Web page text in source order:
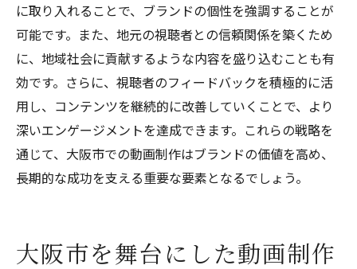
に取り入れることで、ブランドの個性を強調することが
可能です。また、地元の視聴者との信頼関係を築くため
に、地域社会に貢献するような内容を盛り込むことも有
効です。さらに、視聴者のフィードバックを積極的に活
用し、コンテンツを継続的に改善していくことで、より
深いエンゲージメントを達成できます。これらの戦略を
通じて、大阪市での動画制作はブランドの価値を高め、
長期的な成功を支える重要な要素となるでしょう。
大阪市を舞台にした動画制作